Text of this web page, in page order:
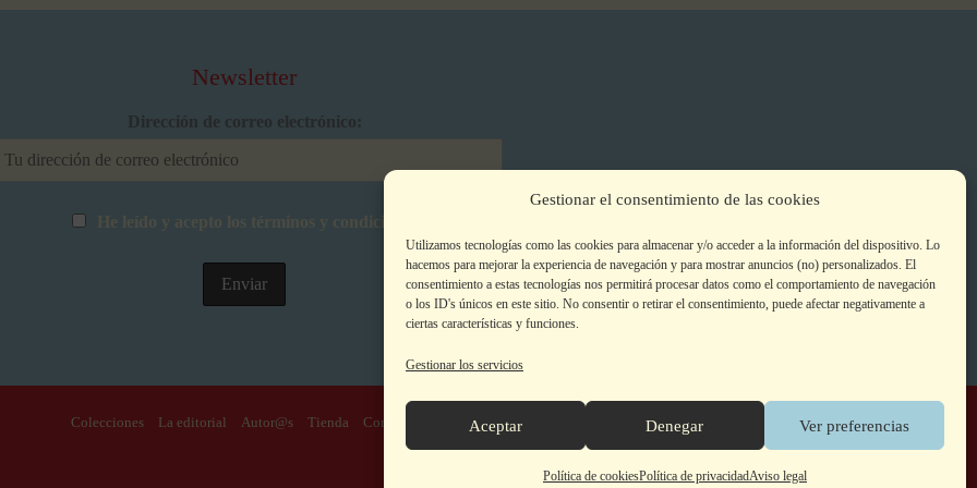
Gestionar el consentimiento de las cookies
Utilizamos tecnologías como las cookies para almacenar y/o acceder a la información del dispositivo. Lo
hacemos para mejorar la experiencia de navegación y para mostrar anuncios (no) personalizados. El
consentimiento a estas tecnologías nos permitirá procesar datos como el comportamiento de navegación
o los ID's únicos en este sitio. No consentir o retirar el consentimiento, puede afectar negativamente a
ciertas características y funciones.
Gestionar los servicios
Aceptar Denegar Ver preferencias
Polí­tica de cookiesPolí­tica de privacidadAviso legal
Newsletter
Dirección de correo electrónico:
He leído y acepto los términos y condiciones
Colecciones La editorial Autor@s Tienda Contacto © 2026 Armaenia Editorial - Contacto de Seguridad GPSR